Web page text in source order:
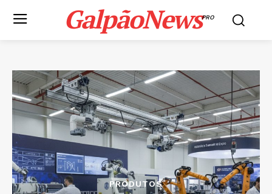
GalpãoNewsPRO
PRODUTOS